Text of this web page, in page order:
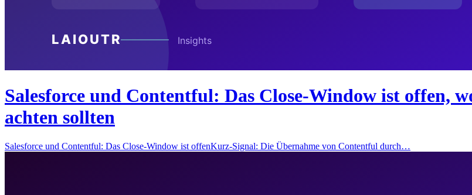
Salesforce und Contentful: Das Close-Window ist offen,
achten sollten
Salesforce und Contentful: Das Close-Window ist offenKurz-Signal: Die Übernahme von Contentful durch…